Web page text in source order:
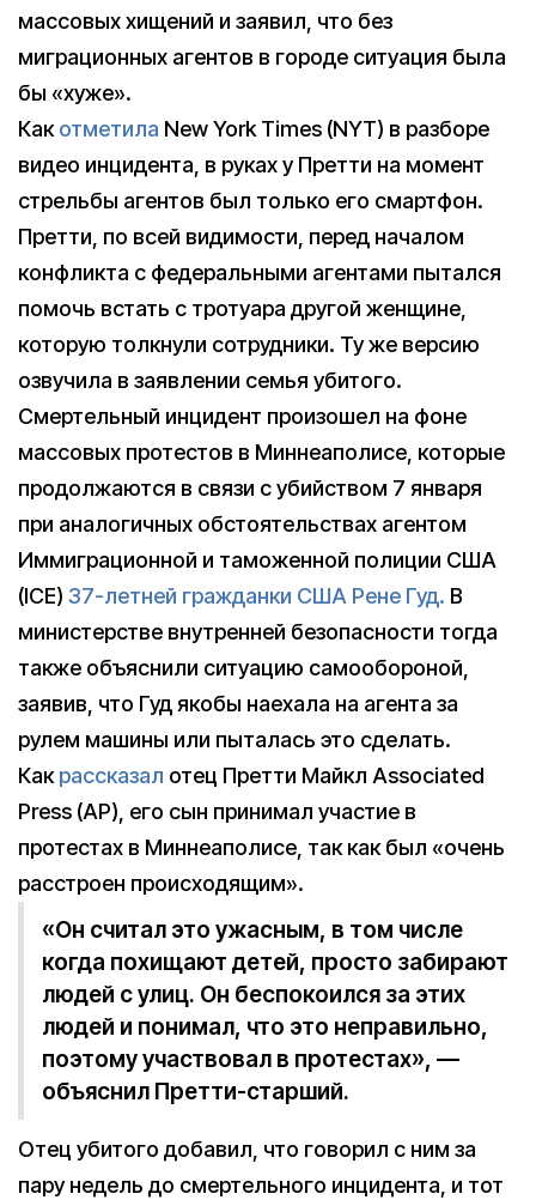
массовых хищений и заявил, что без
миграционных агентов в городе ситуация была
бы «хуже».
Какотметила New York Times (NYT) в разборе
видео инцидента, в руках у Претти на момент
стрельбы агентов был только его смартфон.
Претти, по всей видимости, перед началом
конфликта с федеральными агентами пытался
помочь встать с тротуара другой женщине,
которую толкнули сотрудники. Ту же версию
озвучила в заявлении семья убитого.
Смертельный инцидент произошел на фоне
массовых протестов в Миннеаполисе, которые
продолжаются в связи с убийством 7 января
при аналогичных обстоятельствах агентом
Иммиграционной и таможенной полиции США
(ICE) 37-летней гражданки США Рене Гуд. В
министерстве внутренней безопасности тогда
также объяснили ситуацию самообороной,
заявив, что Гуд якобы наехала на агента за
рулем машины или пыталась это сделать.
Какрассказал отец Претти Майкл Associated
Press (AP), его сын принимал участие в
протестах в Миннеаполисе, так как был «очень
расстроен происходящим».
«Он считал это ужасным, в том числе
когда похищают детей, просто забирают
людей с улиц. Он беспокоился за этих
людей и понимал, что это неправильно,
поэтому участвовал в протестах», —
объяснил Претти-старший.
Отец убитого добавил, что говорил с ним за
пару недель до смертельного инцидента, и тот